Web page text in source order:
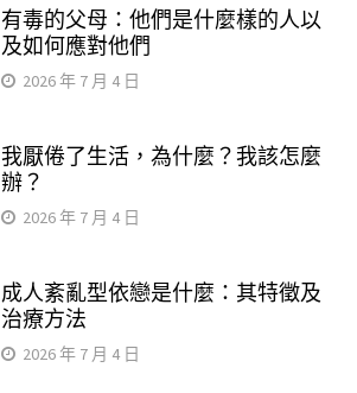
有毒的父母：他們是什麼樣的人以
及如何應對他們
2026 年 7 月 4 日
我厭倦了生活，為什麼？我該怎麼
辦？
2026 年 7 月 4 日
成人紊亂型依戀是什麼：其特徵及
治療方法
2026 年 7 月 4 日